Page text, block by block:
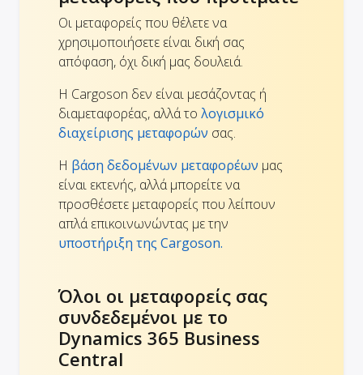
Οι μεταφορείς που θέλετε να
χρησιμοποιήσετε είναι δική σας
απόφαση, όχι δική μας δουλειά.
Η Cargoson δεν είναι μεσάζοντας ή
διαμεταφορέας, αλλά το λογισμικό
διαχείρισης μεταφορών σας.
Η βάση δεδομένων μεταφορέων μας
είναι εκτενής, αλλά μπορείτε να
προσθέσετε μεταφορείς που λείπουν
απλά επικοινωνώντας με την
υποστήριξη της Cargoson.
Όλοι οι μεταφορείς σας
συνδεδεμένοι με το
Dynamics 365 Business
Central